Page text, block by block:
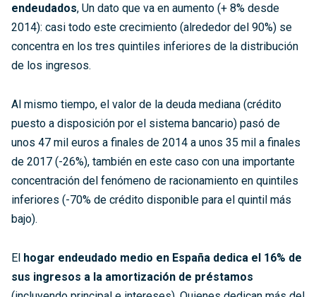
endeudados, Un dato que va en aumento (+ 8% desde
2014): casi todo este crecimiento (alrededor del 90%) se
concentra en los tres quintiles inferiores de la distribución
de los ingresos.
Al mismo tiempo, el valor de la deuda mediana (crédito
puesto a disposición por el sistema bancario) pasó de
unos 47 mil euros a finales de 2014 a unos 35 mil a finales
de 2017 (-26%), también en este caso con una importante
concentración del fenómeno de racionamiento en quintiles
inferiores (-70% de crédito disponible para el quintil más
bajo).
El hogar endeudado medio en España dedica el 16% de
sus ingresos a la amortización de préstamos